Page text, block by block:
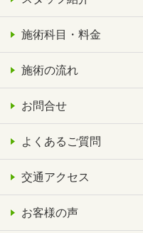
施術科目・料金
施術の流れ
お問合せ
よくあるご質問
交通アクセス
お客様の声